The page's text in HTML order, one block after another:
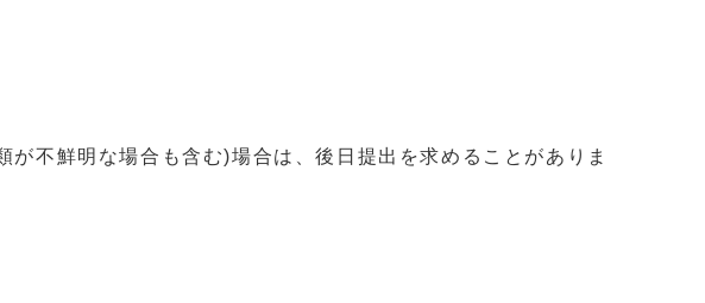
不鮮明な場合も含む)場合は、後日提出を求めることがありま